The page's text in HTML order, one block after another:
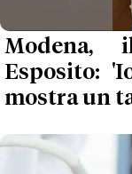
Esposito:
mostra un